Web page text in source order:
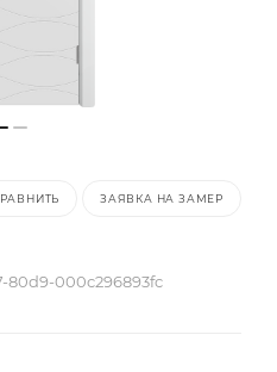
ЗАЯВКА НА ЗАМЕР
80d9-000c296893fc